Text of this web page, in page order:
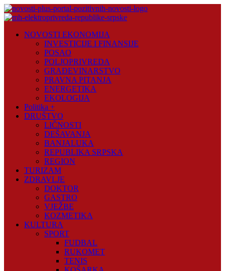
Skip
to
Plus
NOVOSTI EKONOMIJA
INVESTICIJE I FINANSIJE
POSAO
POLJOPRIVREDA
GRAĐEVINARSTVO
PRAVNA PITANJA
ENERGETIKA
EKOLOGIJA
Politika +
DRUŠTVO
LIČNOSTI
DEŠAVANJA
BANJALUKA
REPUBLIKA SRPSKA
REGION
TURIZAM
ZDRAVLJE
DOKTOR
GASTRO
VJEŽBE
KOZMETIKA
KULTURA
SPORT
FUDBAL
RUKOMET
TENIS